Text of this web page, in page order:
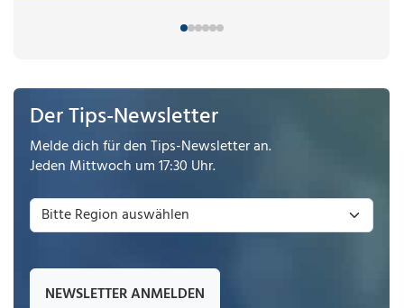
Der Tips-Newsletter
Melde dich für den Tips-Newsletter an.
Jeden Mittwoch um 17:30 Uhr.
NEWSLETTER ANMELDEN